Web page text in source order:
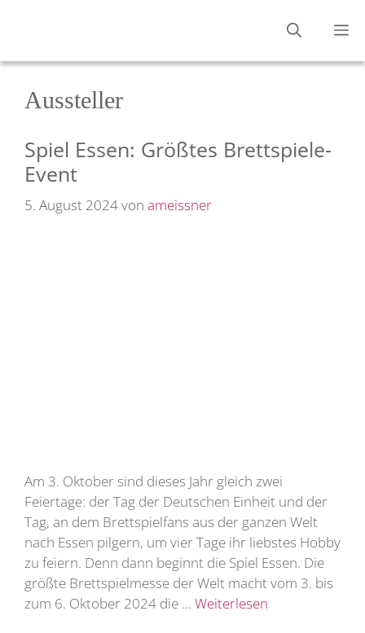
Aussteller
Spiel Essen: Größtes Brettspiele-
Event
5. August 2024von ameissner
Am 3. Oktober sind dieses Jahr gleich zwei
Feiertage: der Tag der Deutschen Einheit und der
Tag, an dem Brettspielfans aus der ganzen Welt
nach Essen pilgern, um vier Tage ihr liebstes Hobby
zu feiern. Denn dann beginnt die Spiel Essen. Die
größte Brettspielmesse der Welt macht vom 3. bis
zum 6. Oktober 2024 die … Weiterlesen